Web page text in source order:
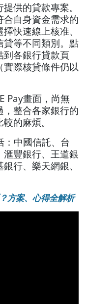
供的貸款專案。
自身資金需求的
快速線上核准、
貸等不同類別。點
到各銀行貸款頁
際核貸條件仍以
Pay畫面，尚無
整合各家銀行的
的麻煩。
：中國信託、台
豐銀行、王道銀
行、樂天網銀、
方案、心得全解析